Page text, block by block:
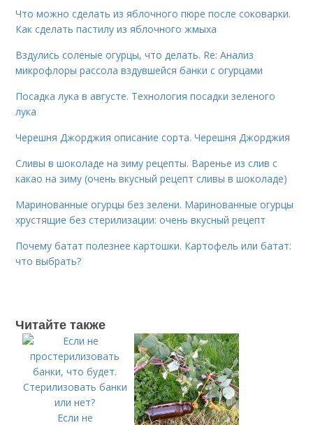
Что можно сделать из яблочного пюре после соковарки.
Как сделать пастилу из яблочного жмыха
Вздулись соленые огурцы, что делать. Re: Анализ
микрофлоры рассола вздувшейся банки с огурцами
Посадка лука в августе. Технология посадки зеленого
лука
Черешня Джорджия описание сорта. Черешня Джорджия
Сливы в шоколаде на зиму рецепты. Варенье из слив с
какао на зиму (очень вкусный рецепт сливы в шоколаде)
Маринованные огурцы без зелени. Маринованные огурцы
хрустящие без стерилизации: очень вкусный рецепт
Почему батат полезнее картошки. Картофель или батат:
что выбрать?
Читайте также
Если не